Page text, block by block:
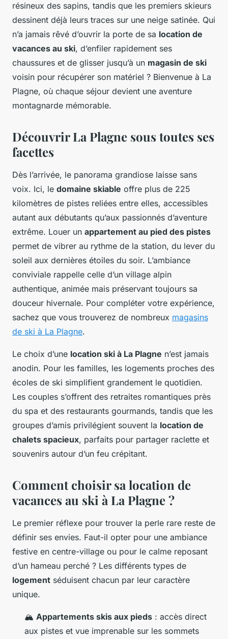
résineux des sapins, tandis que les premiers skieurs
dessinent déjà leurs traces sur une neige satinée. Qui
n’a jamais rêvé d’ouvrir la porte de sa location de
vacances au ski, d’enfiler rapidement ses
chaussures et de glisser jusqu’à un magasin de ski
voisin pour récupérer son matériel ? Bienvenue à La
Plagne, où chaque séjour devient une aventure
montagnarde mémorable.
Découvrir La Plagne sous toutes ses
facettes
Dès l’arrivée, le panorama grandiose laisse sans
voix. Ici, le domaine skiable offre plus de 225
kilomètres de pistes reliées entre elles, accessibles
autant aux débutants qu’aux passionnés d’aventure
extrême. Louer un appartement au pied des pistes
permet de vibrer au rythme de la station, du lever du
soleil aux dernières étoiles du soir. L’ambiance
conviviale rappelle celle d’un village alpin
authentique, animée mais préservant toujours sa
douceur hivernale. Pour compléter votre expérience,
sachez que vous trouverez de nombreux magasins
de ski à La Plagne.
Le choix d’une location ski à La Plagne n’est jamais
anodin. Pour les familles, les logements proches des
écoles de ski simplifient grandement le quotidien.
Les couples s’offrent des retraites romantiques près
du spa et des restaurants gourmands, tandis que les
groupes d’amis privilégient souvent la location de
chalets spacieux, parfaits pour partager raclette et
souvenirs autour d’un feu crépitant.
Comment choisir sa location de
vacances au ski à La Plagne ?
Le premier réflexe pour trouver la perle rare reste de
définir ses envies. Faut-il opter pour une ambiance
festive en centre-village ou pour le calme reposant
d’un hameau perché ? Les différents types de
logement séduisent chacun par leur caractère
unique.
🏔️ Appartements skis aux pieds : accès direct
aux pistes et vue imprenable sur les sommets